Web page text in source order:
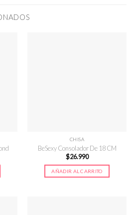
CHISA
BeSexy Consolador De 18 CM
$26.990
AÑADIR AL CARRITO